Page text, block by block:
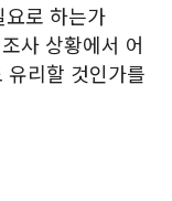
로 하는가
사 상황에서 어
유리할 것인가를